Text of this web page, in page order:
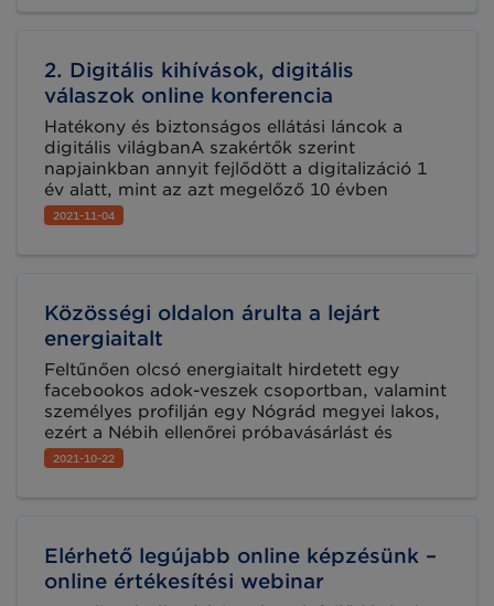
2. Digitális kihívások, digitális
válaszok online konferencia
Hatékony és biztonságos ellátási láncok a
digitális világbanA szakértők szerint
napjainkban annyit fejlődött a digitalizáció 1
év alatt, mint az azt megelőző 10 évben
együttesen. A digitalizáció jelenlegi és új útjait
mutatjuk be a GS1 Magyarország által
velünk 2021. november 24-én, szerdán 9:00-
17:00 óra között! Az eseményre már lehet
regisztrálni.
2021-11-04
Közösségi oldalon árulta a lejárt
energiaitalt
Feltűnően olcsó energiaitalt hirdetett egy
facebookos adok-veszek csoportban, valamint
személyes profilján egy Nógrád megyei lakos,
ezért a Nébih ellenőrei próbavásárlást és
hatósági ellenőrzést végeztek. Az online
kereskedelemben sokszor jelennek meg
márkavédelemben. A hiteles GS1 szabványos
termékazonosítással ellátott termékeket a
fogyasztók is nagyobb bizalommal választják.
2021-10-22
Elérhető legújabb online képzésünk –
online értékesítési webinar